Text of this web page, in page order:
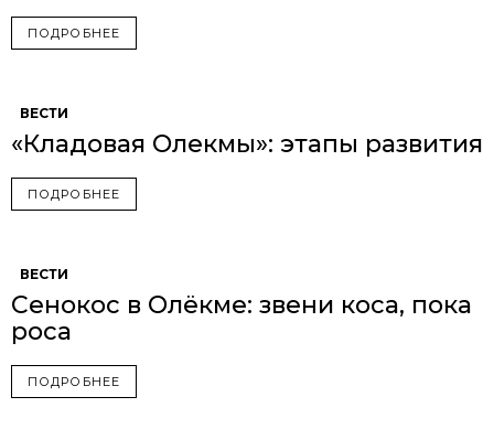
ПОДРОБНЕЕ
ВЕСТИ
«Кладовая Олекмы»: этапы развития
ПОДРОБНЕЕ
ВЕСТИ
Сенокос в Олёкме: звени коса, пока
роса
ПОДРОБНЕЕ